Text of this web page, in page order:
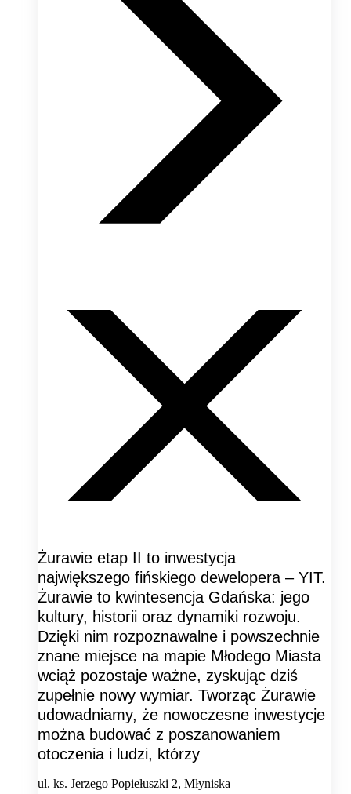
Żurawie etap II to inwestycja
największego fińskiego dewelopera – YIT.
Żurawie to kwintesencja Gdańska: jego
kultury, historii oraz dynamiki rozwoju.
Dzięki nim rozpoznawalne i powszechnie
znane miejsce na mapie Młodego Miasta
wciąż pozostaje ważne, zyskując dziś
zupełnie nowy wymiar. Tworząc Żurawie
udowadniamy, że nowoczesne inwestycje
można budować z poszanowaniem
otoczenia i ludzi, którzy
ul. ks. Jerzego Popiełuszki 2, Młyniska